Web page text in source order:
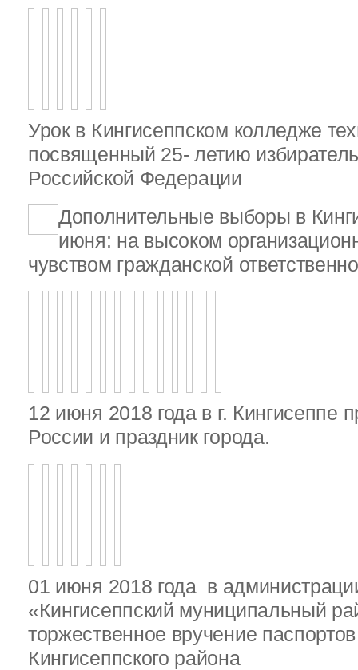
Урок в Кингисеппском колледже
посвященный 25- летию
Российской Федерации
Дополнительные выборы в
июня: на высоком
чувством гражданской
12 июня 2018 года в г. Кингисеппе
России и праздник города.
01 июня 2018 года в
«Кингисеппский муниципальный
торжественное вручение
Кингисеппского района